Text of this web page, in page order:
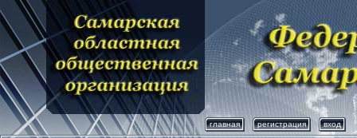
главная регистрация вход